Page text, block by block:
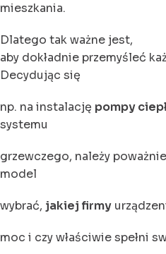
mieszkania.
Dlatego tak ważne jest,
aby dokładnie przemyśleć
Decydując się
np. na instalację pompy
systemu
grzewczego, należy
model
wybrać, jakiej firmy
moc i czy właściwie spełni